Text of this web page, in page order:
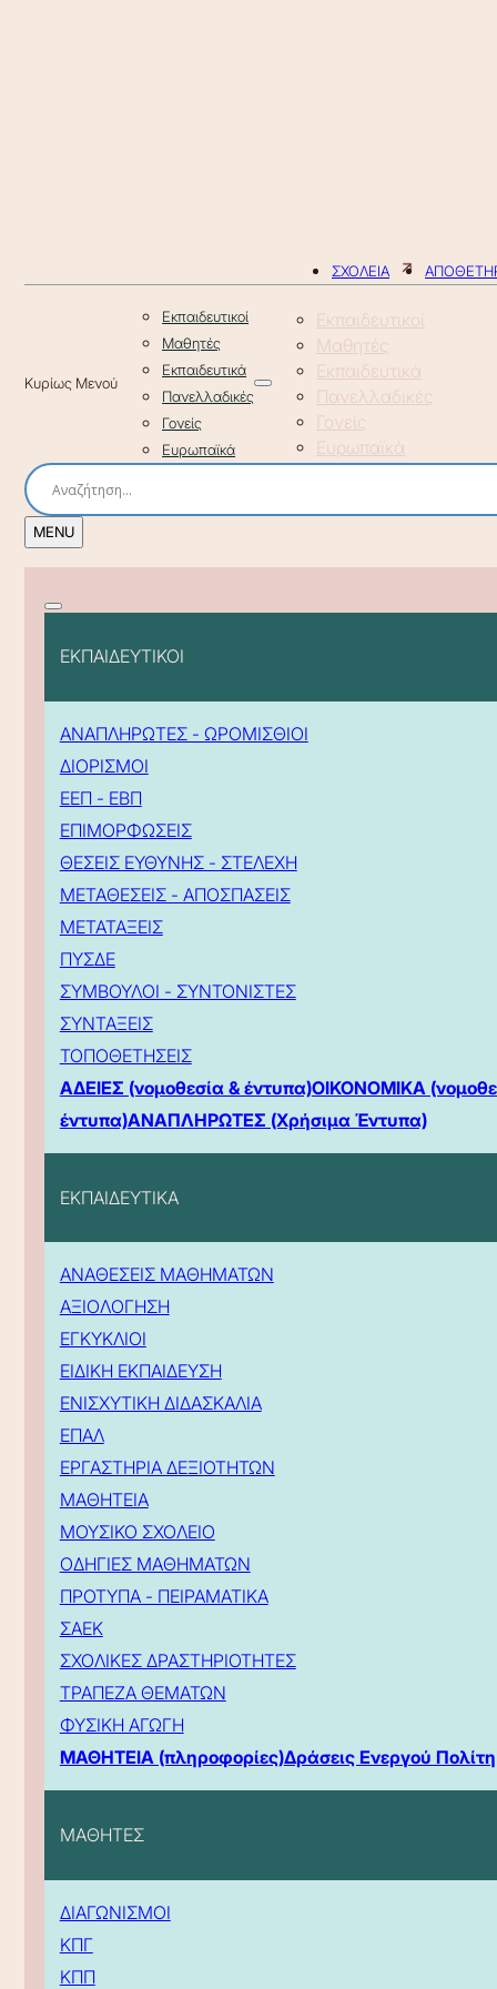
ΣΧΟΛΕΙΑ
Εκπαιδευτικοί
Μαθητές
Εκπαιδευτικά
Πανελλαδικές
Γονείς
Ευρωπαϊκά
Εκπαιδευτικοί
Μαθητές
Εκπαιδευτικά
Πανελλαδικές
Γονείς
Ευρωπαϊκά
ΕΚΠΑΙΔΕΥΤΙΚΟΙ
ΑΝΑΠΛΗΡΩΤΕΣ - ΩΡΟΜΙΣΘΙΟΙ
ΔΙΟΡΙΣΜΟΙ
ΕΕΠ - ΕΒΠ
ΕΠΙΜΟΡΦΩΣΕΙΣ
ΘΕΣΕΙΣ ΕΥΘΥΝΗΣ - ΣΤΕΛΕΧΗ
ΜΕΤΑΘΕΣΕΙΣ - ΑΠΟΣΠΑΣΕΙΣ
ΜΕΤΑΤΑΞΕΙΣ
ΠΥΣΔΕ
ΣΥΜΒΟΥΛΟΙ - ΣΥΝΤΟΝΙΣΤΕΣ
ΣΥΝΤΑΞΕΙΣ
ΤΟΠΟΘΕΤΗΣΕΙΣ
ΑΔΕΙΕΣ (νομοθεσία & έντυπα)ΟΙΚΟΝΟΜΙΚΑ
έντυπα)ΑΝΑΠΛΗΡΩΤΕΣ (Χρήσιμα Έντυπα)
ΕΚΠΑΙΔΕΥΤΙΚΑ
ΑΝΑΘΕΣΕΙΣ ΜΑΘΗΜΑΤΩΝ
ΑΞΙΟΛΟΓΗΣΗ
ΕΓΚΥΚΛΙΟΙ
ΕΙΔΙΚΗ ΕΚΠΑΙΔΕΥΣΗ
ΕΝΙΣΧΥΤΙΚΗ ΔΙΔΑΣΚΑΛΙΑ
ΕΠΑΛ
ΕΡΓΑΣΤΗΡΙΑ ΔΕΞΙΟΤΗΤΩΝ
ΜΑΘΗΤΕΙΑ
ΜΟΥΣΙΚΟ ΣΧΟΛΕΙΟ
ΟΔΗΓΙΕΣ ΜΑΘΗΜΑΤΩΝ
ΠΡΟΤΥΠΑ - ΠΕΙΡΑΜΑΤΙΚΑ
ΣΑΕΚ
ΣΧΟΛΙΚΕΣ ΔΡΑΣΤΗΡΙΟΤΗΤΕΣ
ΤΡΑΠΕΖΑ ΘΕΜΑΤΩΝ
ΦΥΣΙΚΗ ΑΓΩΓΗ
ΜΑΘΗΤΕΙΑ (πληροφορίες)Δράσεις Ενεργού Πολίτη
ΜΑΘΗΤΕΣ
ΔΙΑΓΩΝΙΣΜΟΙ
ΚΠΓ
ΚΠΠ